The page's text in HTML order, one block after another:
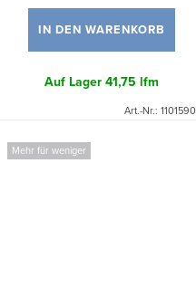
IN DEN WARENKORB
Auf Lager41,75 lfm
Art.-Nr.: 1101590
Mehr für weniger